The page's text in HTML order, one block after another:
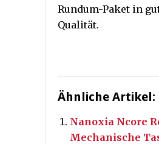
Rundum-Paket in
Qualität.
Ähnliche Artikel:
Nanoxia Ncore
Mechanische